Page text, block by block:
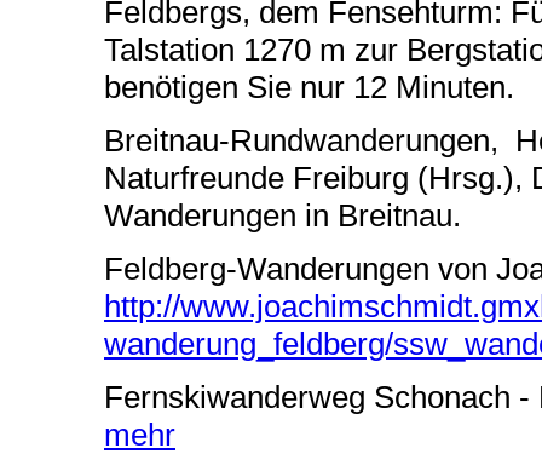
Feldbergs, dem Fensehturm:
Talstation 1270 m zur
benötigen Sie nur 12 Minuten.
Breitnau-Rundwanderungen,
Naturfreunde Freiburg (Hrsg.),
Wanderungen in Breitnau.
Feldberg-Wanderungen von
http://
wanderung_feldberg/
Fernskiwanderweg Schonach -
mehr